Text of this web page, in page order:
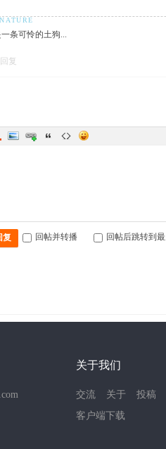
条可怜的土狗...
回复
复 回帖并转播 回帖后跳转到
关于我们
交流 关于
投稿
客户端下载